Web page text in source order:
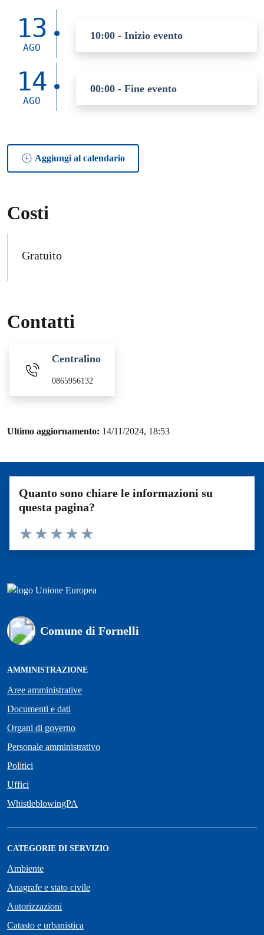
13
AGO
10:00 - Inizio evento
14
AGO
00:00 - Fine evento
Aggiungi al calendario
Costi
Gratuito
Contatti
Centralino
0865956132
Ultimo aggiornamento: 14/11/2024, 18:53
Quanto sono chiare le informazioni su
questa pagina?
Comune di Fornelli
AMMINISTRAZIONE
Aree amministrative
Documenti e dati
Organi di governo
Personale amministrativo
Politici
Uffici
WhistleblowingPA
CATEGORIE DI SERVIZIO
Ambiente
Anagrafe e stato civile
Autorizzazioni
Catasto e urbanistica